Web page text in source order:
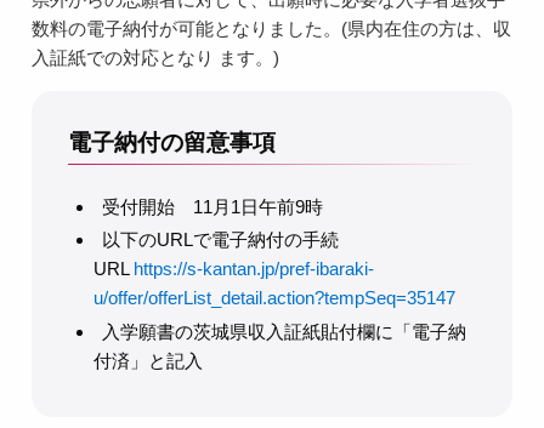
数料の電子納付が可能となりました。(県内在住の方は、収
入証紙での対応となり ます。)
電子納付の留意事項
受付開始 11月1日午前9時
以下のURLで電子納付の手続
URL https://s-kantan.jp/pref-ibaraki-
u/offer/offerList_detail.action?tempSeq=35147
入学願書の茨城県収入証紙貼付欄に「電子納
付済」と記入